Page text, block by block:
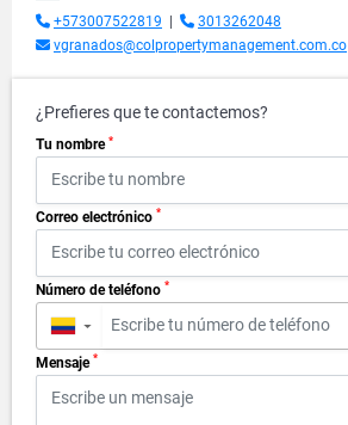
+573007522819
3013262048
vgranados@colpropertymanagement.com.co
¿Prefieres que te contactemos?
Tu nombre *
Correo electrónico *
Número de teléfono *
▼
Mensaje *